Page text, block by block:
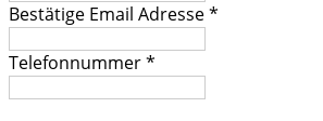
Bestätige Email Adresse*
Telefonnummer*